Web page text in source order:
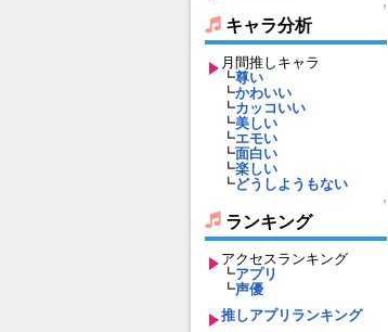
↑
キャラ分析
月間推しキャラ
┗尊い
┗かわいい
┗カッコいい
┗美しい
┗エモい
┗面白い
┗楽しい
┗どうしようもない
↑
ランキング
アクセスランキング
┗アプリ
┗声優
推しアプリランキング